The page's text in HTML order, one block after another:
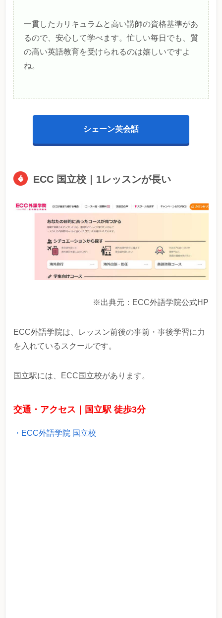
一貫したカリキュラムと高い講師の資格基準があ
るので、安心して学べます。忙しい毎日でも、質
の高い英語教育を受けられるのは嬉しいですよ
ね。
シェーン英会話
ECC 国立校｜1レッスンが長い
※出典元：ECC外語学院公式HP
ECC外語学院は、レッスン前後の事前・事後学習に力
を入れているスクールです。
国立駅には、ECC国立校があります。
交通・アクセス｜国立駅 徒歩3分
・ECC外語学院 国立校